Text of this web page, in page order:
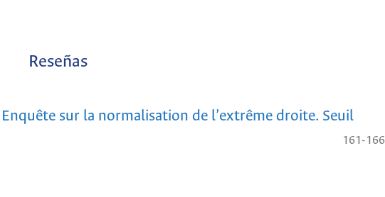
Reseñas
sur la normalisation de l’extrême droite. Seuil
161-166